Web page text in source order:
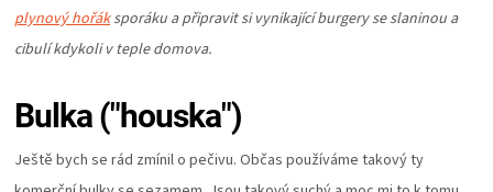
plynový hořáksporáku a připravit si vynikající burgery se slaninou a
cibulí kdykoli v teple domova.
Bulka ("houska")
Ještě bych se rád zmínil o pečivu. Občas používáme takový ty